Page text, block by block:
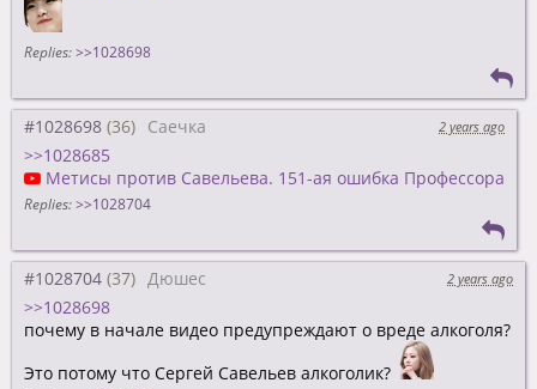
Replies: >>1028698
#1028698 Саечка 2 years ago
>>1028685
Метисы против Савельева. 151-ая ошибка Профессора
Replies: >>1028704
#1028704 Дюшес 2 years ago
>>1028698
почему в начале видео предупреждают о вреде алкоголя?
Это потому что Сергей Савельев алкоголик?